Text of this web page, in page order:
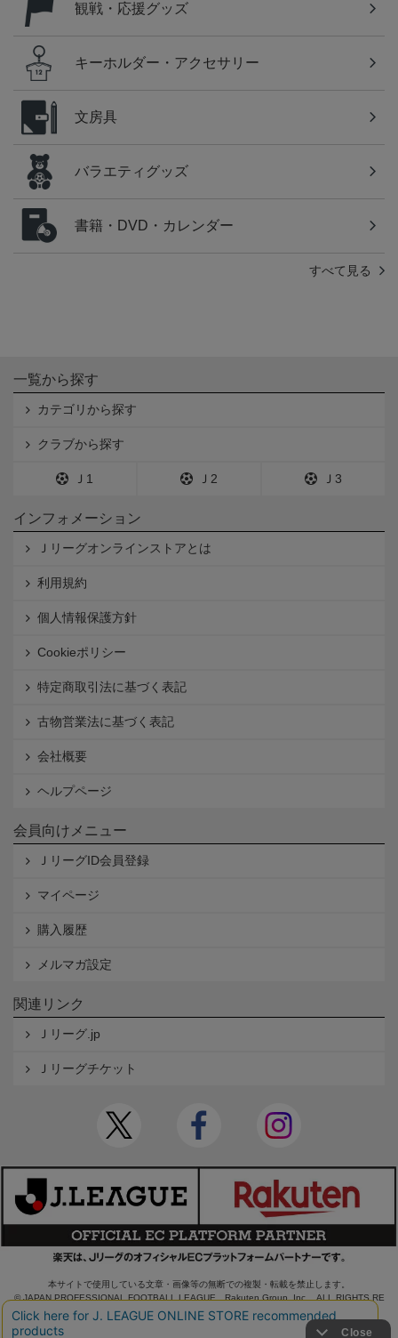
観戦・応援グッズ
キーホルダー・アクセサリー
文房具
バラエティグッズ
書籍・DVD・カレンダー
すべて見る
一覧から探す
カテゴリから探す
クラブから探す
Ｊ1 Ｊ2 Ｊ3
インフォメーション
Ｊリーグオンラインストアとは
利用規約
個人情報保護方針
Cookieポリシー
特定商取引法に基づく表記
古物営業法に基づく表記
会社概要
ヘルプページ
会員向けメニュー
ＪリーグID会員登録
マイページ
購入履歴
メルマガ設定
関連リンク
Ｊリーグ.jp
Ｊリーグチケット
本サイトで使用している文章・画像等の無断での複製・転載を禁止します。
© JAPAN PROFESSIONAL FOOTBALL LEAGUE Rakuten Group, Inc. ALL RIGHTS RE
SERVED.